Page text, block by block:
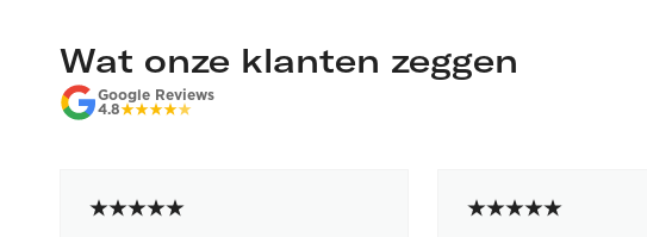
Wat onze klanten zeggen
Google Reviews
4.8